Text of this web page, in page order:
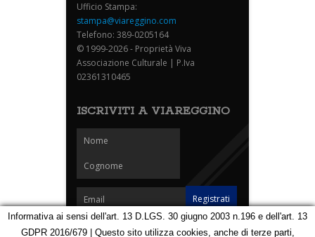
Ufficio Stampa:
stampa@viareggino.com
Telefono: 389-0205164
© 1999-2026 - Proprietà Viva
Associazione Culturale | P.Iva
02361310465
ISCRIVITI A VIAREGGINO
Informativa ai sensi dell'art. 13 D.LGS. 30 giugno 2003 n.196 e dell'art. 13
GDPR 2016/679 | Questo sito utilizza cookies, anche di terze parti,